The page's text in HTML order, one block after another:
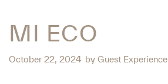
MI ECO
October 22, 2024 by Guest Experience